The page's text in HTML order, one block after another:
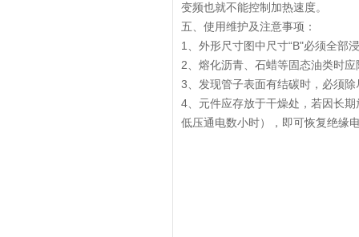
变频也就不能控制加热速度。
五、使用维护及注意事项：
1、外形尺寸图中尺寸“B"必须全部
2、熔化沥青、石蜡等固态油类时
3、发现管子表面有结碳时，必须
4、元件应存放于干燥处，若因长
低压通电数小时），即可恢复绝缘